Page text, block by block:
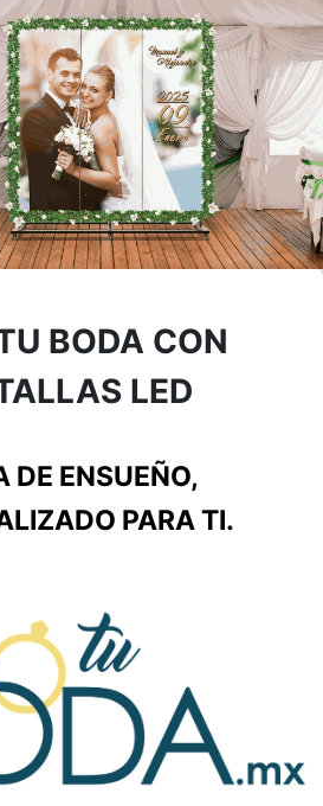
BODA CON
LED
DE ENSUEÑO,
PARA TI.